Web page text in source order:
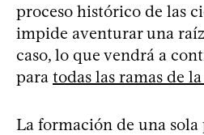
proceso histórico de las
impide aventurar una
caso, lo que vendrá a
para todas las ramas de
La formación de una sola